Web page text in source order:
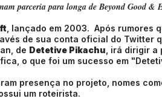
parceria para longa de Beyond Good &
, lançado em 2003. Após rumores
de sua conta oficial do Twitter
de Detetive Pikachu , irá dirigir
o que foi um sucesso em
presença no projeto, nomes
um roteirista.